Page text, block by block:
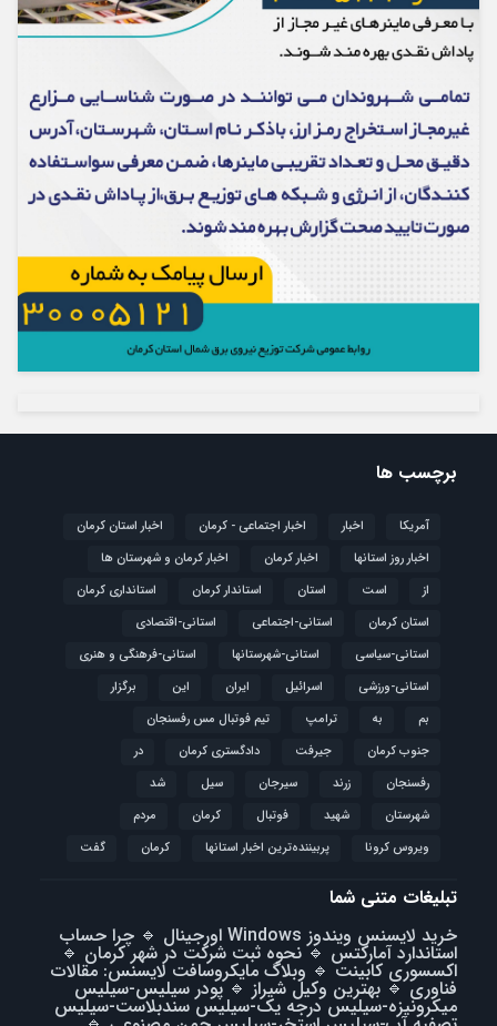
برچسب ها
آمریکا اخبار اخبار اجتماعی - کرمان
اخبار استان کرمان
اخبار روز استانها
اخبار کرمان
اخبار کرمان و شهرستان ها
از
است استان استاندار کرمان
استانداری کرمان
استان کرمان
استانی-اجتماعی
استانی-اقتصادی
استانی-سیاسی
استانی-شهرستانها
استانی-فرهنگی و هنری
استانی-ورزشی
اسرائیل ایران این
برگزار
بم
به ترامپ
تیم فوتبال مس رفسنجان
جنوب کرمان
جیرفت دادگستری کرمان
در
رفسنجان
زرند سیرجان سیل
شد
شهرستان
شهید فوتبال كرمان
مردم
ویروس کرونا
پربیننده‌ترین اخبار استانها کرمان گفت
تبلیغات متنی شما
خرید لایسنس ویندوز Windows اورجینال
🔹 چرا حساب
استاندارد آمارکتس 🔹نحوه ثبت شرکت در شهر کرمان 🔹
اکسسوری کابینت 🔹 وبلاگ مایکروسافت لایسنس: مقالات
فناوری🔹 بهترین وکیل شیراز 🔹پودر سیلیس-سیلیس
میکرونیزه-سیلیس درجه یک-سیلیس سندبلاست-سیلیس